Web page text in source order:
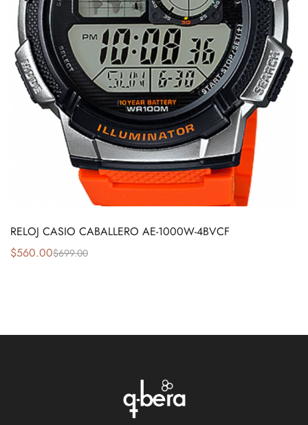
RELOJ CASIO CABALLERO AE-1000W-4BVCF
$699.00
$560.00